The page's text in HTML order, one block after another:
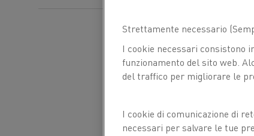
Strettamente necessario
I cookie necessari consistono
funzionamento del sito web.
del traffico per migliorare le
I cookie di comunicazione di
necessari per salvare le tue